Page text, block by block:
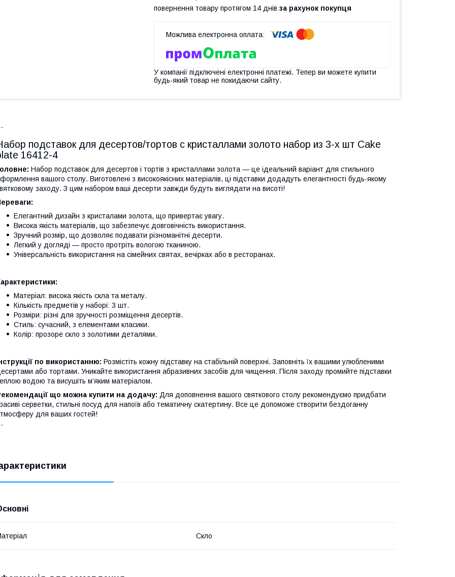
повернення товару протягом 14 днів за рахунок покупця
У компанії підключені електронні платежі. Тепер ви можете купити
будь-який товар не покидаючи сайту.
подставок для десертов/тортов с кристаллами золото набор из 3-х шт Cake
16412-4
Набор подставок для десертов і тортів з кристаллами золота — це ідеальний варіант для стильного
вашого столу. Виготовлені з високоякісних матеріалів, ці підставки додадуть елегантності будь-якому
заходу. З цим набором ваші десерти завжди будуть виглядати на висоті!
Елегантний дизайн з кристалами золота, що привертає увагу.
Висока якість матеріалів, що забезпечує довговічність використання.
Зручний розмір, що дозволяє подавати різноманітні десерти.
Легкий у догляді — просто протріть вологою тканиною.
Універсальність використання на сімейних святах, вечірках або в ресторанах.
Матеріал: висока якість скла та металу.
Кількість предметів у наборі: 3 шт.
Розміри: різні для зручності розміщення десертів.
Стиль: сучасний, з елементами класики.
Колір: прозоре скло з золотими деталями.
по використанню: Розмістіть кожну підставку на стабільній поверхні. Заповніть їх вашими улюбленими
або тортами. Уникайте використання абразивних засобів для чищення. Після заходу промийте підставки
водою та висушіть м’яким матеріалом.
що можна купити на додачу: Для доповнення вашого святкового столу рекомендуємо придбати
серветки, стильні посуд для напоїв або тематичну скатертину. Все це допоможе створити бездоганну
для ваших гостей!
Скло